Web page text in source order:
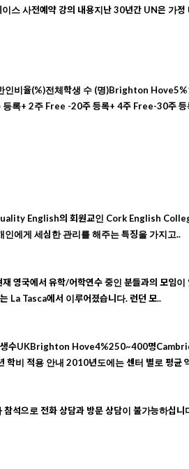
스 사전예약 강의 내용지난 30년간 UN은 가정
인비율(%)전체학생 수 (명)Brighton
록+ 2주 Free -20주 등록+ 4주 Free-30주 등
English의 회원교인 Cork English
에게 세심한 관리를 해주는 특징을 가지고..
영국에서 유학/어학연수 중인 분들과의 모임
La Tasca에서 이루어졌습니다. 런던 모..
생수UKBrighton Hove4%250~400명
적용 안내 2010년도에는 센터 별로 평균
석으로 전화 상담과 방문 상담이 불가능하십